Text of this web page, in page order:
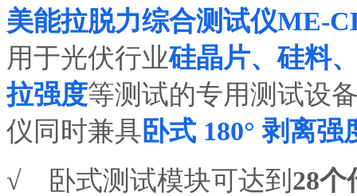
美能拉脱力综合测试仪ME-
用于光伏行业硅晶片、硅料
拉强度等测试的专用测试设
仪 同时兼具卧式 180° 剥离强
√
卧式测试模块可达到 28个